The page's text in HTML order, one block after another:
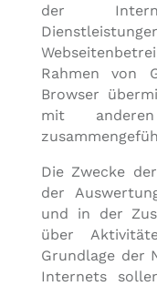
der
Rahmen von
Browser
mit
Die Zwecke
der
und in der
über
Grundlage der
Internets